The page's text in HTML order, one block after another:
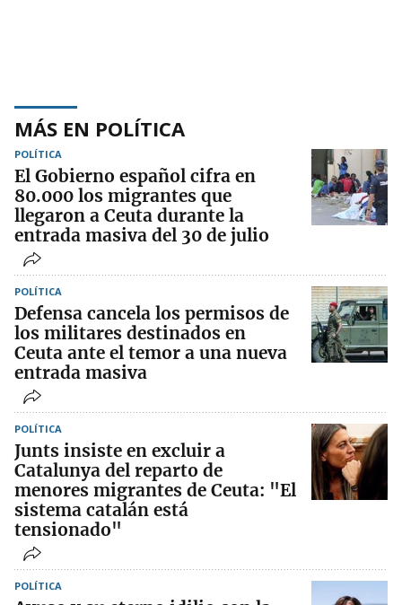
MÁS EN POLÍTICA
POLÍTICA
El Gobierno español cifra en
80.000 los migrantes que
llegaron a Ceuta durante la
entrada masiva del 30 de julio
POLÍTICA
Defensa cancela los permisos de
los militares destinados en
Ceuta ante el temor a una nueva
entrada masiva
POLÍTICA
Junts insiste en excluir a
Catalunya del reparto de
menores migrantes de Ceuta: "El
sistema catalán está
tensionado"
POLÍTICA